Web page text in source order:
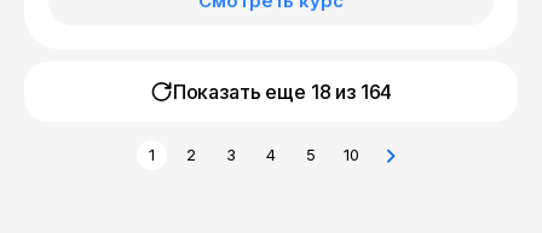
Показать еще 18 из 164
1 2 3 4 5 10